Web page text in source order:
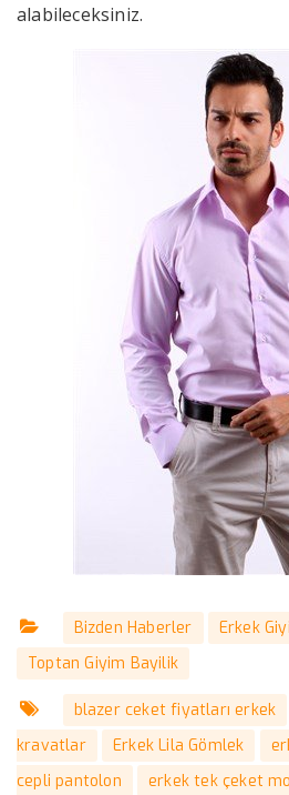
alabileceksiniz.
Bizden Haberler
Erkek
Toptan Giyim Bayilik
blazer ceket fiyatları erkek
kravatlar
Erkek Lila Gömlek
cepli pantolon
erkek tek çeket